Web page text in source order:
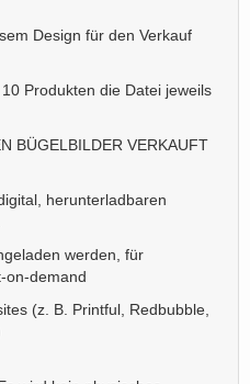
Design für den Verkauf
Produkten die Datei jeweils
BÜGELBILDER VERKAUFT
herunterladbaren
werden, für
on-demand
(z. B. Printful, Redbubble,